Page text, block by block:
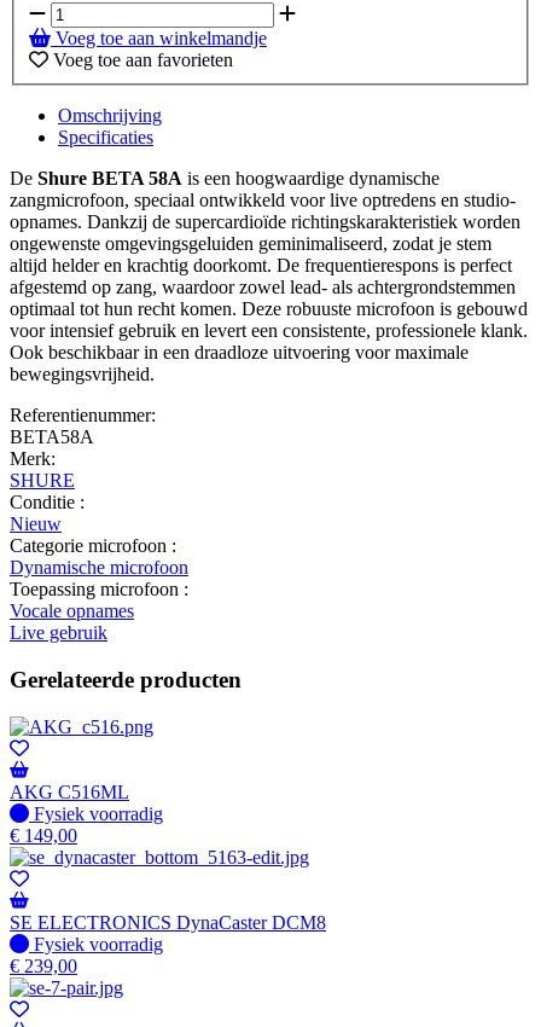
Voeg toe aan winkelmandje
Voeg toe aan favorieten
Omschrijving
Specificaties
De Shure BETA 58A is een hoogwaardige dynamische
zangmicrofoon, speciaal ontwikkeld voor live optredens en studio-
opnames. Dankzij de supercardioïde richtingskarakteristiek worden
ongewenste omgevingsgeluiden geminimaliseerd, zodat je stem
altijd helder en krachtig doorkomt. De frequentierespons is perfect
afgestemd op zang, waardoor zowel lead- als achtergrondstemmen
optimaal tot hun recht komen. Deze robuuste microfoon is gebouwd
voor intensief gebruik en levert een consistente, professionele klank.
Ook beschikbaar in een draadloze uitvoering voor maximale
bewegingsvrijheid.
Referentienummer:
BETA58A
Merk:
SHURE
Conditie :
Nieuw
Categorie microfoon :
Dynamische microfoon
Toepassing microfoon :
Vocale opnames
Live gebruik
Gerelateerde producten
AKG C516ML
Fysiek voorradig
Fysiek voorradig
€ 149,00
SE ELECTRONICS DynaCaster DCM8
Fysiek voorradig
Fysiek voorradig
€ 239,00